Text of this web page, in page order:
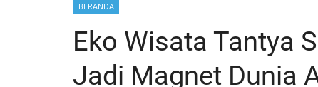
BERANDA
Eko Wisata Tantya
Jadi Magnet Dunia